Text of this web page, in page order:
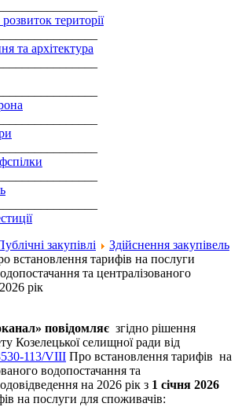
території
та архітектура
закупівлі
Здійснення закупівель
встановлення тарифів на послуги
та централізованого
рік
» повідомляє згідно рішення
Козелецької селищної ради від
113/VIII Про встановлення тарифів на
водопостачання та
на 2026 рік з 1 січня 2026
на послуги для споживачів: